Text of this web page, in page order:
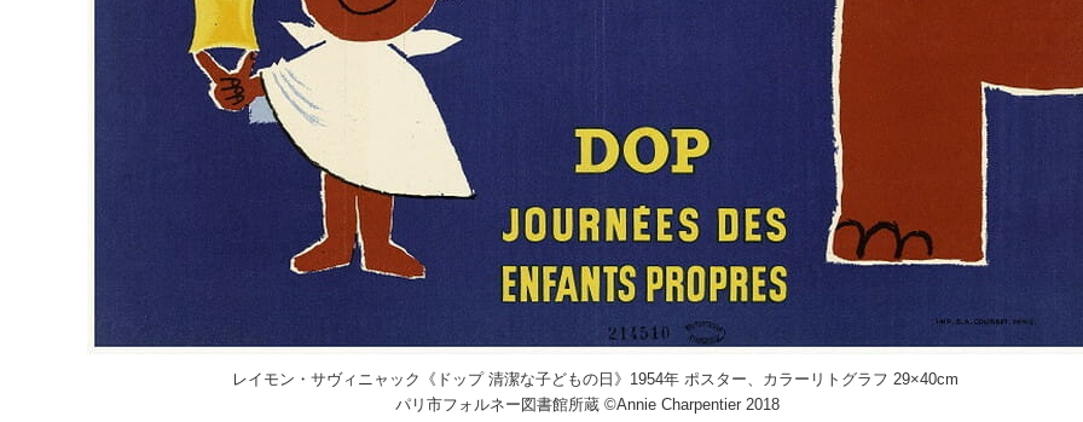
レイモン・サヴィニャック《ドップ 清潔な子どもの日》1954年 ポスター、カラーリトグラフ 29×40cm
パリ市フォルネー図書館所蔵 ©Annie Charpentier 2018